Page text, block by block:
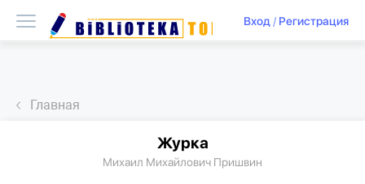
Вход/ Регистрация
Главная
Журка
Михаил Михайлович Пришвин